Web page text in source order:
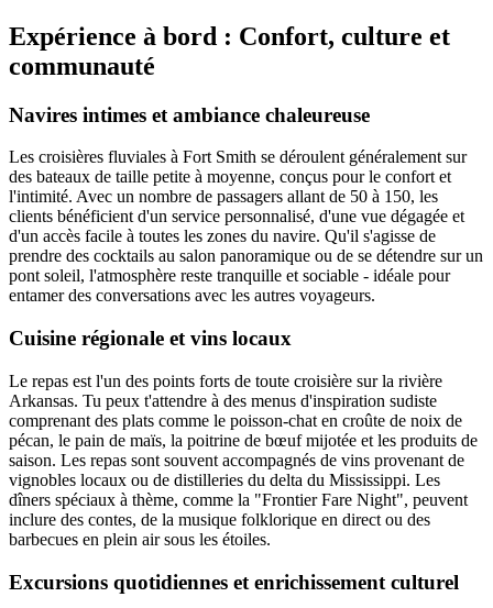
Expérience à bord : Confort, culture et
communauté
Navires intimes et ambiance chaleureuse
Les croisières fluviales à Fort Smith se déroulent généralement sur
des bateaux de taille petite à moyenne, conçus pour le confort et
l'intimité. Avec un nombre de passagers allant de 50 à 150, les
clients bénéficient d'un service personnalisé, d'une vue dégagée et
d'un accès facile à toutes les zones du navire. Qu'il s'agisse de
prendre des cocktails au salon panoramique ou de se détendre sur un
pont soleil, l'atmosphère reste tranquille et sociable - idéale pour
entamer des conversations avec les autres voyageurs.
Cuisine régionale et vins locaux
Le repas est l'un des points forts de toute croisière sur la rivière
Arkansas. Tu peux t'attendre à des menus d'inspiration sudiste
comprenant des plats comme le poisson-chat en croûte de noix de
pécan, le pain de maïs, la poitrine de bœuf mijotée et les produits de
saison. Les repas sont souvent accompagnés de vins provenant de
vignobles locaux ou de distilleries du delta du Mississippi. Les
dîners spéciaux à thème, comme la "Frontier Fare Night", peuvent
inclure des contes, de la musique folklorique en direct ou des
barbecues en plein air sous les étoiles.
Excursions quotidiennes et enrichissement culturel